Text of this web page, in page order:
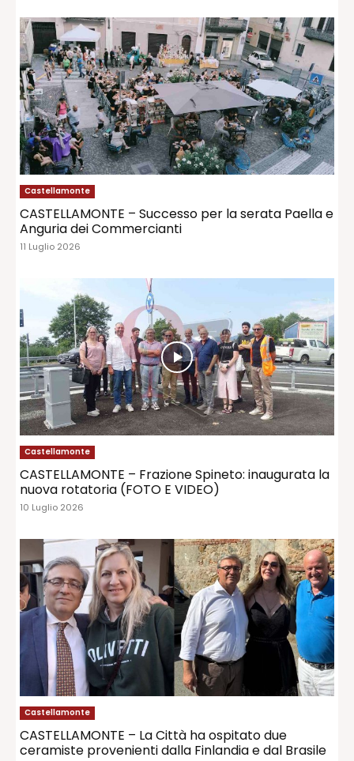
Castellamonte
CASTELLAMONTE – Successo per la serata Paella e
Anguria dei Commercianti
11 Luglio 2026
Castellamonte
CASTELLAMONTE – Frazione Spineto: inaugurata la
nuova rotatoria (FOTO E VIDEO)
10 Luglio 2026
Castellamonte
CASTELLAMONTE – La Città ha ospitato due
ceramiste provenienti dalla Finlandia e dal Brasile